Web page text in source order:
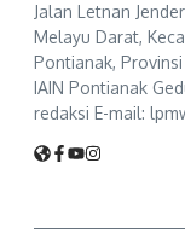
Jalan Letnan
Melayu Darat,
Pontianak,
IAIN Pontianak
redaksi E-mail: